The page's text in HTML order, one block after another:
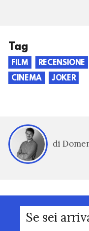
Tag
FILM RECENSIONE
CINEMA
JOKER
di
Se sei